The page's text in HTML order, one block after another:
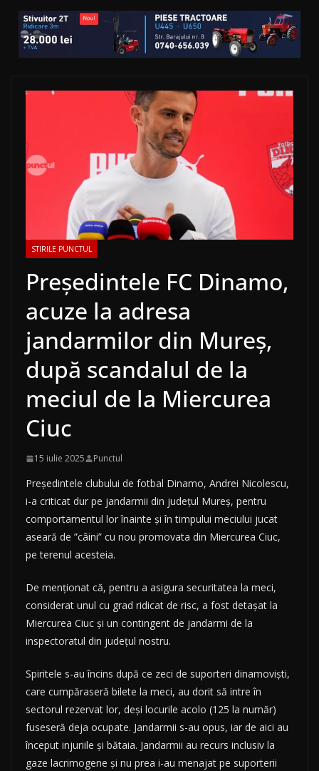
STIRILE PUNCTUL
Președintele FC Dinamo,
acuze la adresa
jandarmilor din Mureș,
după scandalul de la
meciul de la Miercurea
Ciuc
15 iulie 2025 Punctul
Președintele clubului de fotbal Dinamo, Andrei Nicolescu,
i-a criticat dur pe jandarmii din județul Mureș, pentru
comportamentul lor înainte și în timpului meciului jucat
aseară de ”câini” cu nou promovata din Miercurea Ciuc,
pe terenul acesteia.
De menționat că, pentru a asigura securitatea la meci,
considerat unul cu grad ridicat de risc, a fost detașat la
Miercurea Ciuc și un contingent de jandarmi de la
inspectoratul din județul nostru.
Spiritele s-au încins după ce zeci de suporteri dinamoviști,
care cumpăraseră bilete la meci, au dorit să intre în
sectorul rezervat lor, deși locurile acolo (125 la număr)
fuseseră deja ocupate. Jandarmii s-au opus, iar de aici au
început injuriile și bătaia. Jandarmii au recurs inclusiv la
gaze lacrimogene și nu prea i-au menajat pe suporterii